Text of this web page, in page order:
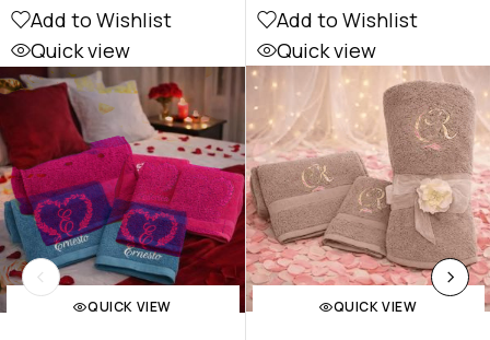
Add to Wishlist
Quick view
QUICK VIEW
Add to Wishlist
Quick view
QUICK VIEW